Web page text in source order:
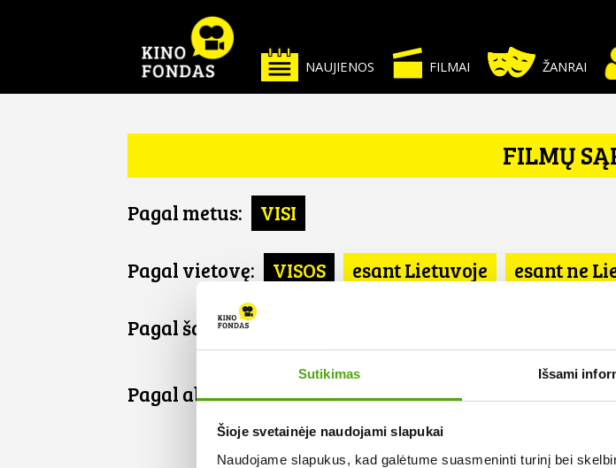
Sutikimas Išsami
Šioje svetainėje naudojami slapukai
Naudojame slapukus, kad galėtume suasmeninti turinį bei
ŽANRAI
FILMAI
NAUJIENOS
FILMŲ
Pagal metus: VISI
Pagal vietovę: VISOS esant Lietuvoje esant ne
Pagal šalį: VISOS
Pagal abėcėlę: